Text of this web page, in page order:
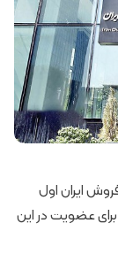
ایران اول
فعالان این حوزه تا 30 بهمن برای عضویت در این